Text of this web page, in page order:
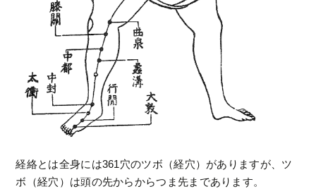
経絡とは全身には361穴のツボ（経穴）がありますが、ツ
ボ（経穴）は頭の先からからつま先まであります。